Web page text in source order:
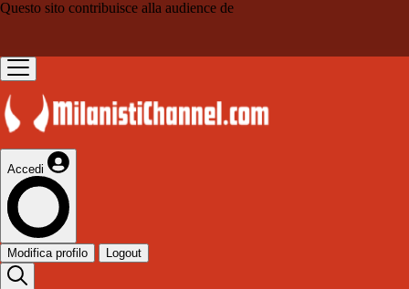
Questo sito contribuisce alla audience de
Accedi
Modifica profilo Logout